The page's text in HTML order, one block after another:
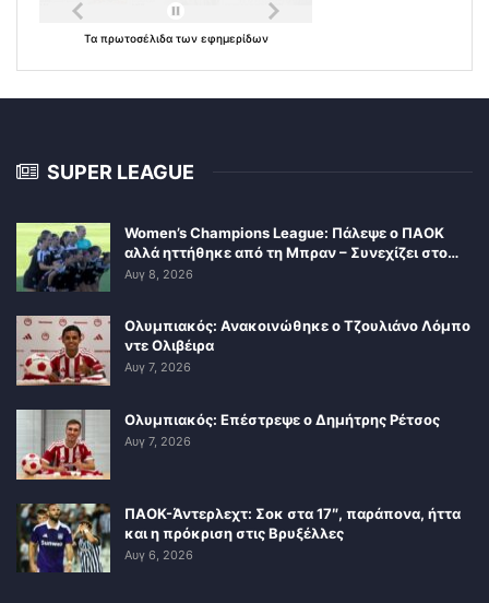
Τα πρωτοσέλιδα των εφημερίδων
SUPER LEAGUE
Women’s Champions League: Πάλεψε ο ΠΑΟΚ
αλλά ηττήθηκε από τη Μπραν – Συνεχίζει στο…
Αυγ 8, 2026
Ολυμπιακός: Ανακοινώθηκε ο Τζουλιάνο Λόμπο
ντε Ολιβέιρα
Αυγ 7, 2026
Ολυμπιακός: Επέστρεψε ο Δημήτρης Ρέτσος
Αυγ 7, 2026
ΠΑΟΚ-Άντερλεχτ: Σοκ στα 17″, παράπονα, ήττα
και η πρόκριση στις Βρυξέλλες
Αυγ 6, 2026